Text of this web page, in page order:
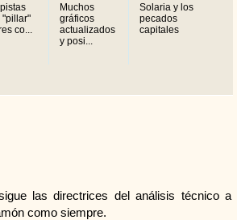
"pillar"
co...
Muchos
gráficos
actualizados
y posi...
Solaria y los
pecados
capitales
las directrices del análisis técnico a
como siempre.